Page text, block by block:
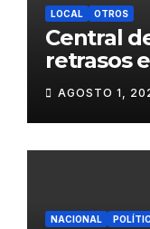
LOCAL OTROS
Central
retrasos
de Agua
Juliaca
AGOSTO 1,
NACIONAL